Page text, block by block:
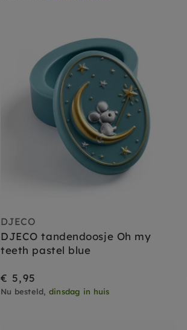
DJECO
DJECO tandendoosje Oh my
teeth pastel blue
€ 5,95
Nu besteld, dinsdag in huis